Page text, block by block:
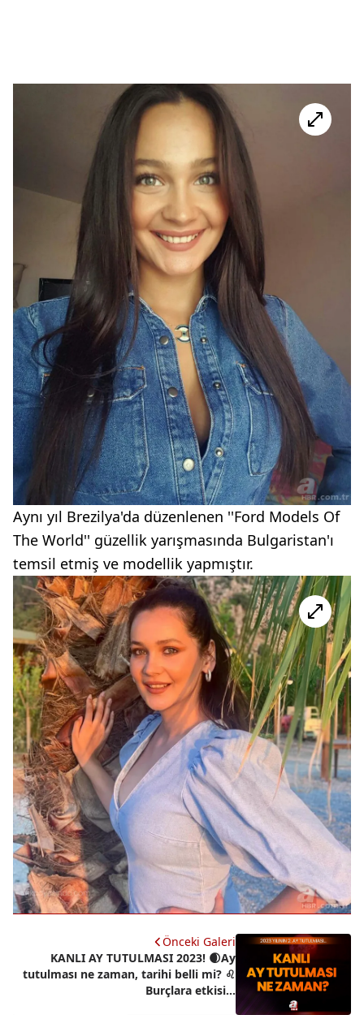
Aynı yıl Brezilya'da düzenlenen ''Ford Models Of
The World'' güzellik yarışmasında Bulgaristan'ı
temsil etmiş ve modellik yapmıştır.
Önceki Galeri
KANLI AY TUTULMASI 2023! 🌒Ay
tutulması ne zaman, tarihi belli mi? ♌
Burçlara etkisi...